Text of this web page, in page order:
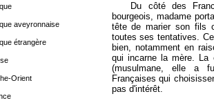
aveyronnaise
étrangère
Orient
Du côté des
bourgeois, madame
tête de marier son fils
toutes ses tentatives.
bien, notamment en
qui incarne la mère. La
(musulmane, elle a
Françaises qui
pas d'intérêt.